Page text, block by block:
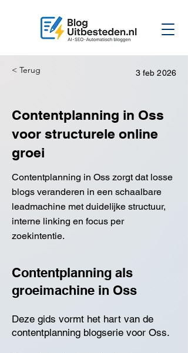
< Terug 3 feb 2026
Contentplanning in Oss
voor structurele online
groei
Contentplanning in Oss zorgt dat losse
blogs veranderen in een schaalbare
leadmachine met duidelijke structuur,
interne linking en focus per
zoekintentie.
Contentplanning als
groeimachine in Oss
Deze gids vormt het hart van de
contentplanning blogserie voor Oss.